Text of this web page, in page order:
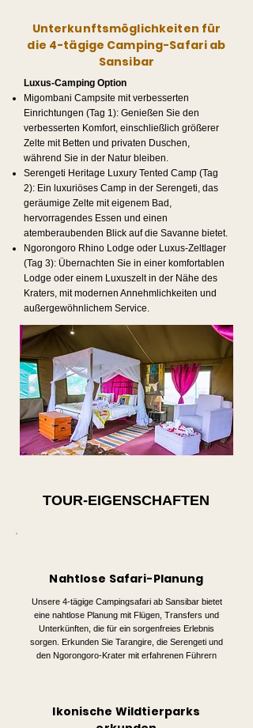
Unterkunftsmöglichkeiten für
die 4-tägige Camping-Safari ab
Sansibar
Luxus-Camping Option
Migombani Campsite mit verbesserten
Einrichtungen (Tag 1): Genießen Sie den
verbesserten Komfort, einschließlich größerer
Zelte mit Betten und privaten Duschen,
während Sie in der Natur bleiben.
Serengeti Heritage Luxury Tented Camp (Tag
2): Ein luxuriöses Camp in der Serengeti, das
geräumige Zelte mit eigenem Bad,
hervorragendes Essen und einen
atemberaubenden Blick auf die Savanne bietet.
Ngorongoro Rhino Lodge oder Luxus-Zeltlager
(Tag 3): Übernachten Sie in einer komfortablen
Lodge oder einem Luxuszelt in der Nähe des
Kraters, mit modernen Annehmlichkeiten und
außergewöhnlichem Service.
TOUR-EIGENSCHAFTEN
Nahtlose Safari-Planung
Unsere 4-tägige Campingsafari ab Sansibar bietet
eine nahtlose Planung mit Flügen, Transfers und
Unterkünften, die für ein sorgenfreies Erlebnis
sorgen. Erkunden Sie Tarangire, die Serengeti und
den Ngorongoro-Krater mit erfahrenen Führern
Ikonische Wildtierparks